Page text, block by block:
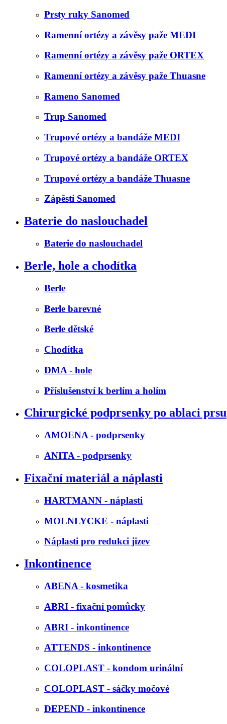
Prsty ruky Sanomed
Ramenní ortézy a závěsy paže MEDI
Ramenní ortézy a závěsy paže ORTEX
Ramenní ortézy a závěsy paže Thuasne
Rameno Sanomed
Trup Sanomed
Trupové ortézy a bandáže MEDI
Trupové ortézy a bandáže ORTEX
Trupové ortézy a bandáže Thuasne
Zápěstí Sanomed
Baterie do naslouchadel
Baterie do naslouchadel
Berle, hole a chodítka
Berle
Berle barevné
Berle dětské
Chodítka
DMA - hole
Příslušenství k berlím a holím
Chirurgické podprsenky po ablaci prsu
AMOENA - podprsenky
ANITA - podprsenky
Fixační materiál a náplasti
HARTMANN - náplasti
MOLNLYCKE - náplasti
Náplasti pro redukci jizev
Inkontinence
ABENA - kosmetika
ABRI - fixační pomůcky
ABRI - inkontinence
ATTENDS - inkontinence
COLOPLAST - kondom urinální
COLOPLAST - sáčky močové
DEPEND - inkontinence